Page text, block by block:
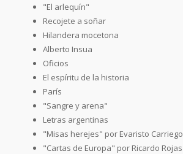
"El arlequín"
Recojete a soñar
Hilandera mocetona
Alberto Insua
Oficios
El espíritu de la historia
París
"Sangre y arena"
Letras argentinas
"Misas herejes" por Evaristo Carriego
"Cartas de Europa" por Ricardo Rojas